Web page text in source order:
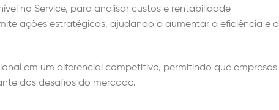
no Service, para analisar custos e rentabilidade
ações estratégicas, ajudando a aumentar a eficiência e a
em um diferencial competitivo, permitindo que empresas
dos desafios do mercado.